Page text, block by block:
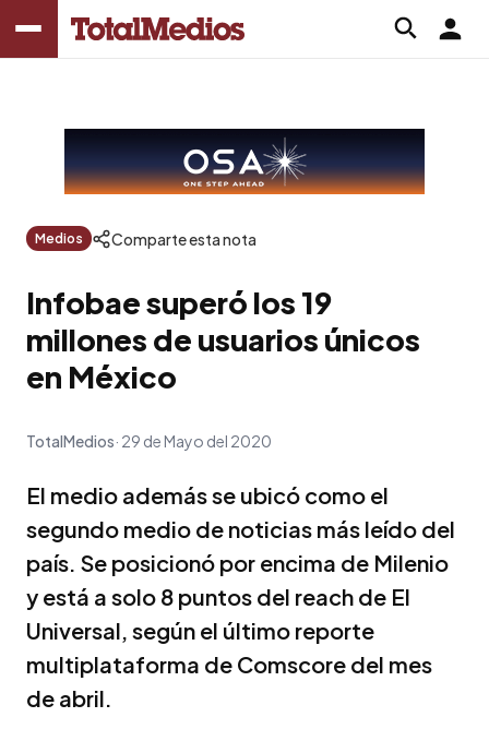
Medios Comparte esta nota
Infobae superó los 19
millones de usuarios únicos
en México
TotalMedios 29 de Mayo del 2020
El medio además se ubicó como el
segundo medio de noticias más leído del
país. Se posicionó por encima de Milenio
y está a solo 8 puntos del reach de El
Universal, según el último reporte
multiplataforma de Comscore del mes
de abril.